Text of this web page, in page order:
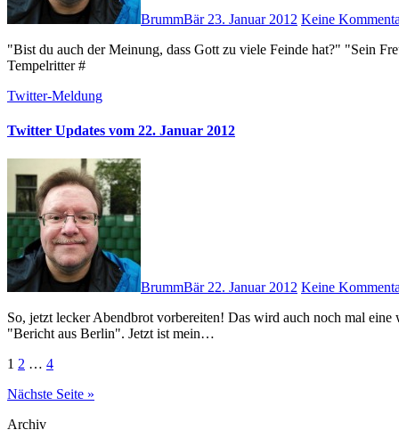
BrummBär 23. Januar 2012 Keine
"Bist du auch der Meinung, dass Gott zu viele Feinde hat?" "Sein Freund zu sein, ist auch kein Zuckerschlecken!" — Der letzte
Tempelritter #
Twitter-Meldung
Twitter Updates vom 22. Januar 2012
BrummBär 22. Januar 2012 Keine
So, jetzt lecker Abendbrot vorbereiten! Das wird auch noch mal eine wenig anstrengend! # Ach, der dicke Sigi ist jetzt in der ARD bei
"Bericht aus Berlin". Jetzt ist mein…
Seitennummerierung
der
Beiträge
1 2 … 4
Nächste Seite »
Archiv